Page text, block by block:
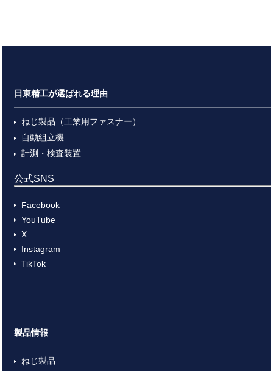
日東精工が選ばれる理由
ねじ製品（工業用ファスナー）
自動組立機
計測・検査装置
公式SNS
Facebook
YouTube
X
Instagram
TikTok
製品情報
ねじ製品